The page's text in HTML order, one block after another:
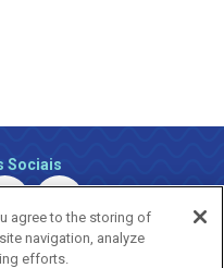
Sociais
agree to the storing of
navigation, analyze
efforts.